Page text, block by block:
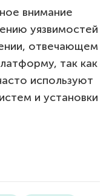
внимание
уязвимостей
отвечающем
так как
используют
и установки